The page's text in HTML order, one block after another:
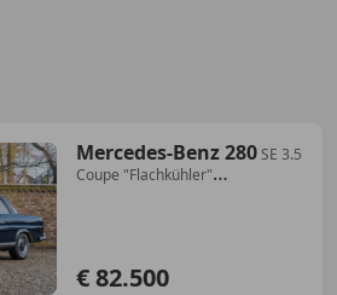
Mercedes-Benz 280SE 3.5
Coupe "Flachkühler"
€ 82.500